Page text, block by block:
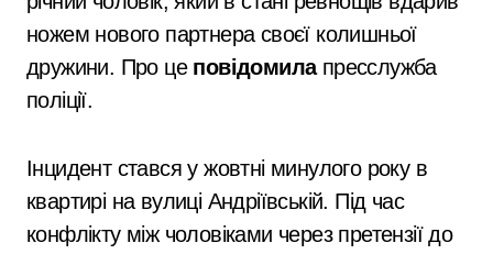
ножем нового партнера своєї колишньої
дружини. Про це повідомилапресслужба
поліції.
Інцидент стався у жовтні минулого року в
квартирі на вулиці Андріївській. Під час
конфлікту між чоловіками через претензії до